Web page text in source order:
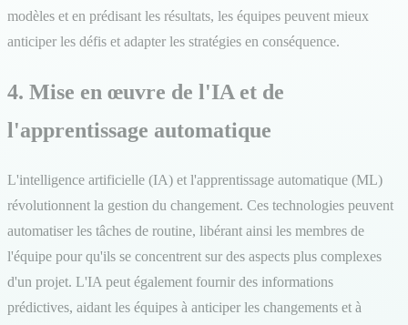
modèles et en prédisant les résultats, les équipes peuvent mieux
anticiper les défis et adapter les stratégies en conséquence.
4. Mise en œuvre de l'IA et de
l'apprentissage automatique
L'intelligence artificielle (IA) et l'apprentissage automatique (ML)
révolutionnent la gestion du changement. Ces technologies peuvent
automatiser les tâches de routine, libérant ainsi les membres de
l'équipe pour qu'ils se concentrent sur des aspects plus complexes
d'un projet. L'IA peut également fournir des informations
prédictives, aidant les équipes à anticiper les changements et à